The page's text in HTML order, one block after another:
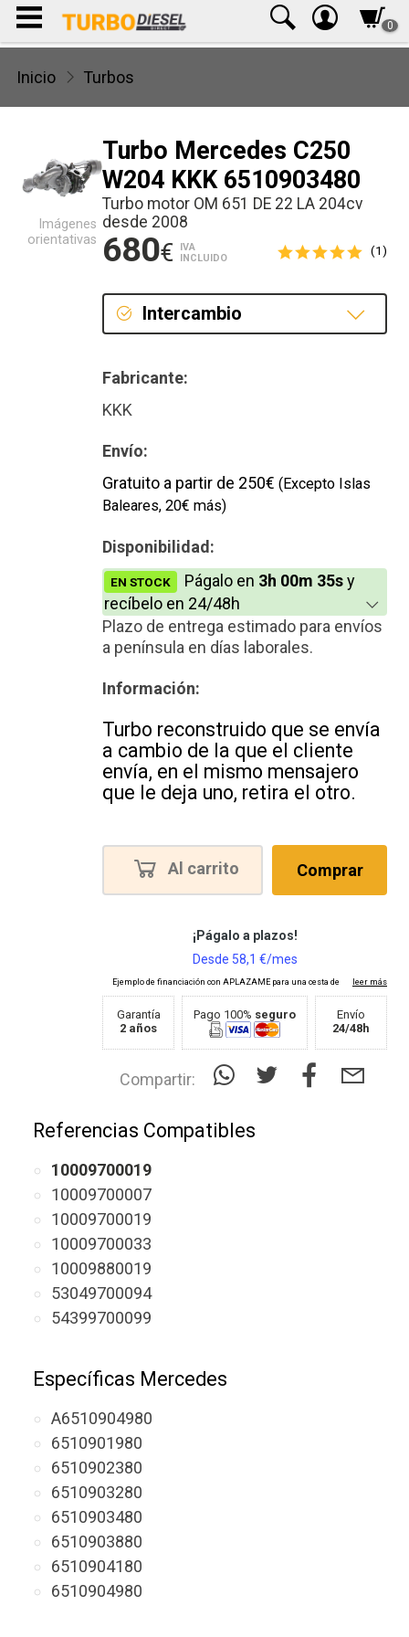
0
Inicio Turbos
Turbo Mercedes C250
W204 KKK 6510903480
Turbo motor OM 651 DE 22 LA 204cv
desde 2008
680€
IVA
INCLUIDO
(1)
Intercambio
Fabricante:
KKK
Envío:
Gratuito a partir de 250€ (Excepto Islas
Baleares, 20€ más)
Disponibilidad:
EN STOCK Págalo en 3h 00m 35sy
recíbelo en 24/48h
Plazo de entrega estimado para envíos
a península en días laborales.
Información:
Turbo reconstruido que se envía
a cambio de la que el cliente
envía, en el mismo mensajero
que le deja uno, retira el otro.
Al carrito Comprar
Garantía
2 años
Pago 100% seguro
Envío
24/48h
Compartir:
Imágenes
orientativas
Referencias Compatibles
10009700019
10009700007
10009700019
10009700033
10009880019
53049700094
54399700099
Específicas Mercedes
A6510904980
6510901980
6510902380
6510903280
6510903480
6510903880
6510904180
6510904980